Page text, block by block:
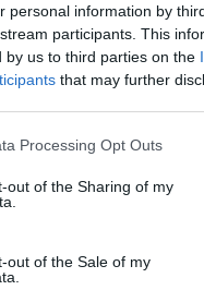
personal information by
participants. This
by us to third parties on the
that may further
website/app uses one or
visit or usage behaviour.
to Google and its third-
below specified purposes in
Processing Opt Outs
out of the Sharing of my
out of the Sale of my
del paese. Questo
opportunità
leader nel settore
innovazioni al